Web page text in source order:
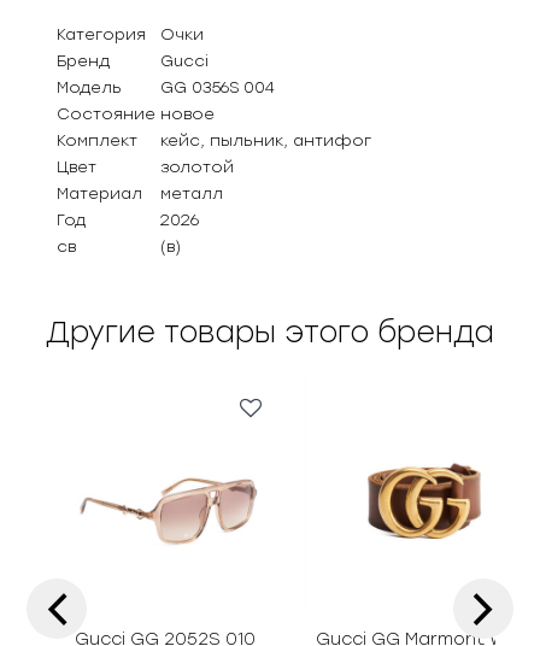
Категория
Очки
Бренд
Gucci
Модель
GG 0356S 004
Состояние новое
Комплект
кейс, пыльник, антифог
Цвет
золотой
Материал
металл
Год
2026
св
(в)
Другие товары этого бренда
Gucci GG 2052S 010
Gucci GG Marmont Wide
‹ ›